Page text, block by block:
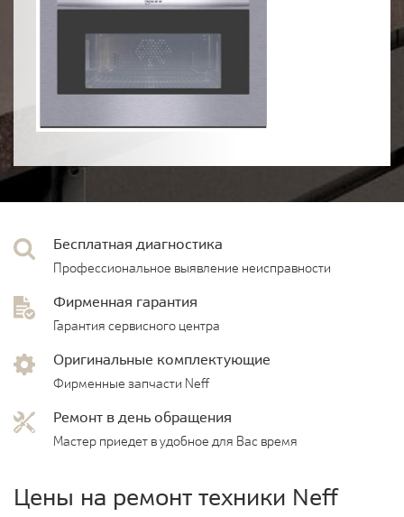
Бесплатная диагностика
Профессиональное выявление неисправности
Фирменная гарантия
Гарантия сервисного центра
Оригинальные комплектующие
Фирменные запчасти Neff
Ремонт в день обращения
Мастер приедет в удобное для Вас время
Цены на ремонт техники Neff